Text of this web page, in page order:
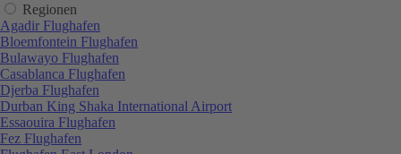
Regionen
Agadir Flughafen
Bloemfontein Flughafen
Bulawayo Flughafen
Casablanca Flughafen
Djerba Flughafen
Durban King Shaka International Airport
Essaouira Flughafen
Fez Flughafen